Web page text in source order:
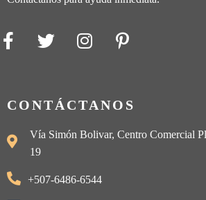
CONTÁCTANOS
Vía Simón Bolivar, Centro Comercial
19
+507-6486-6544